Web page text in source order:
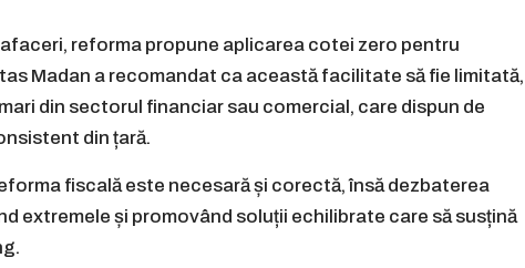
reforma propune aplicarea cotei zero pentru
Madan a recomandat ca această facilitate să fie limitată,
din sectorul financiar sau comercial, care dispun de
din țară.
fiscală este necesară și corectă, însă dezbaterea
extremele și promovând soluții echilibrate care să susțină